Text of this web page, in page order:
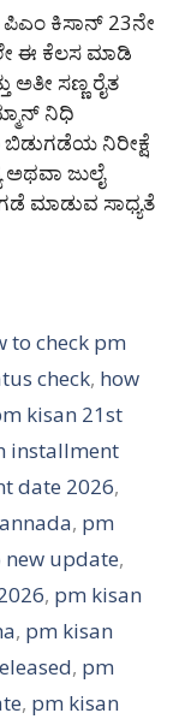
ಪಿಎಂ ಕಿಸಾನ್ 23ನೇ
ಈ ಕೆಲಸ ಮಾಡಿ
ಸಣ್ಣ ರೈತ
ನಿಧಿ
ನಿರೀಕ್ಷೆ
ಅಥವಾ ಜುಲೈ
ಮಾಡುವ ಸಾಧ್ಯತೆ
to check pm
check, how
kisan 21st
installment
date 2026,
, pm
update,
, pm kisan
, pm kisan
, pm
, pm kisan